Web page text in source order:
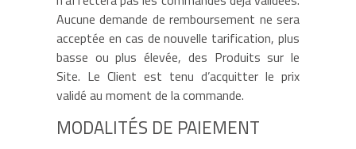
Aucune demande de remboursement ne sera
acceptée en cas de nouvelle tarification, plus
basse ou plus élevée, des Produits sur le
Site. Le Client est tenu d’acquitter le prix
validé au moment de la commande.
MODALITÉS DE PAIEMENT